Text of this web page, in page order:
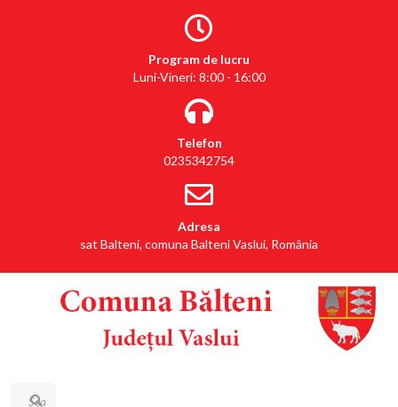
Program de lucru
Luni-Vineri: 8:00 - 16:00
Telefon
0235342754
Adresa
sat Balteni, comuna Balteni Vaslui, România